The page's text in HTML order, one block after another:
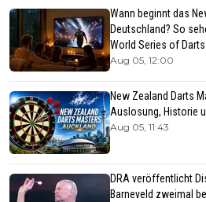
Wann beginnt das
Deutschland? So
World Series of Darts
Aug 05, 12:00
New Zealand Darts
Auslosung, Historie
Aug 05, 11:43
DRA veröffentlicht
Barneveld zweimal